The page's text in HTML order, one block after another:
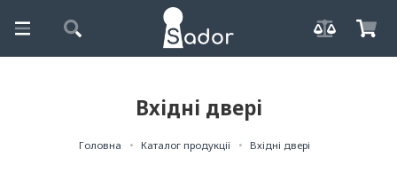
Вхідні двері
Головна Каталог продукції Вхідні двері